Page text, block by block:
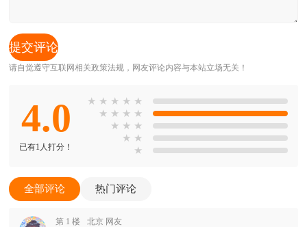
请自觉遵守互联网相关政策法规，网友评论内容与本站立场无关！
4.0
已有1人打分！
★ ★ ★ ★ ★
★ ★ ★ ★
★ ★ ★
★ ★
★
全部评论 热门评论
第 1 楼 北京 网友